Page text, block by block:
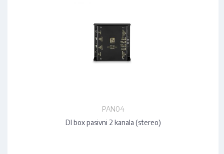
PAN04
DI box pasivni 2 kanala (stereo)